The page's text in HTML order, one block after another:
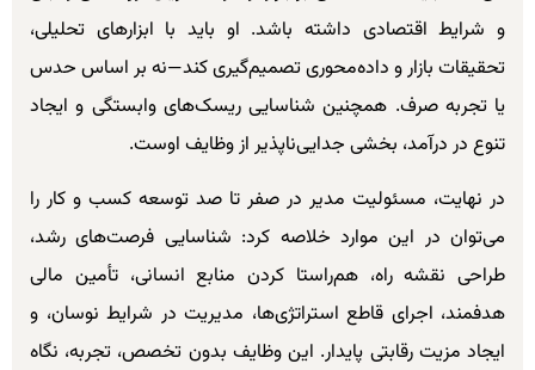
و شرایط اقتصادی داشته باشد. او باید با ابزارهای تحلیلی،
تحقیقات بازار و داده‌محوری تصمیم‌گیری کند—نه بر اساس حدس
یا تجربه صرف. همچنین شناسایی ریسک‌های وابستگی و ایجاد
تنوع در درآمد، بخشی جدایی‌ناپذیر از وظایف اوست.
در نهایت، مسئولیت مدیر در صفر تا صد توسعه کسب و کار را
می‌توان در این موارد خلاصه کرد: شناسایی فرصت‌های رشد،
طراحی نقشه راه، هم‌راستا کردن منابع انسانی، تأمین مالی
هدفمند، اجرای قاطع استراتژی‌ها، مدیریت در شرایط نوسان، و
ایجاد مزیت رقابتی پایدار. این وظایف بدون تخصص، تجربه، نگاه